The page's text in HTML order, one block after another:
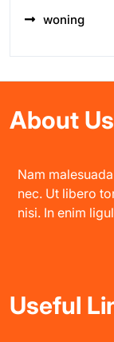
woning
About Us
Nam
nec. Ut libero
nisi. In enim
Useful